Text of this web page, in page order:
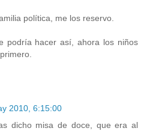
política, me los reservo.
podría hacer así, ahora los niños
2010, 6:15:00
dicho misa de doce, que era al